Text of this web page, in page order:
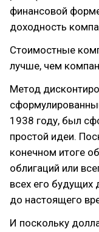
финансовой
доходность
Стоимостные
лучше, чем
Метод
1938 году, был
простой идеи.
конечном итоге
облигаций или
всех его будущих
до настоящего
И поскольку